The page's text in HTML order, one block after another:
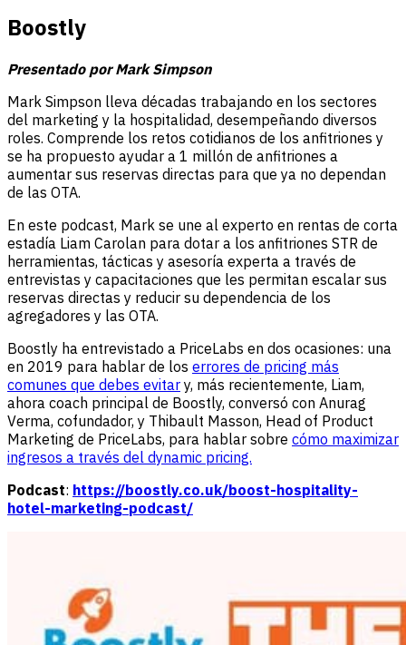
Boostly
Presentado por Mark Simpson
Mark Simpson lleva décadas trabajando en los sectores
del marketing y la hospitalidad, desempeñando diversos
roles. Comprende los retos cotidianos de los anfitriones y
se ha propuesto ayudar a 1 millón de anfitriones a
aumentar sus reservas directas para que ya no dependan
de las OTA.
En este podcast, Mark se une al experto en rentas de corta
estadía Liam Carolan para dotar a los anfitriones STR de
herramientas, tácticas y asesoría experta a través de
entrevistas y capacitaciones que les permitan escalar sus
reservas directas y reducir su dependencia de los
agregadores y las OTA.
Boostly ha entrevistado a PriceLabs en dos ocasiones: una
en 2019 para hablar de los errores de pricing más
comunes que debes evitar y, más recientemente, Liam,
ahora coach principal de Boostly, conversó con Anurag
Verma, cofundador, y Thibault Masson, Head of Product
Marketing de PriceLabs, para hablar sobre cómo maximizar
ingresos a través del dynamic pricing.
Podcast: https://boostly.co.uk/boost-hospitality-
hotel-marketing-podcast/